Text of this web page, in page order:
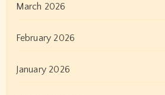
March 2026
February 2026
January 2026